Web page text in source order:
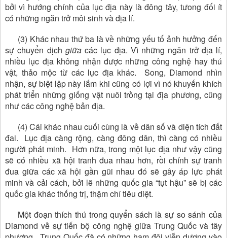
bởi vì hướng chính của lục địa này là đông tây, tưong đối ít
có những ngăn trở môi sinh và địa lí.
(3) Khác nhau thứ ba là về những yếu tố ảnh hưởng đến
sự chuyển dịch giữa các lục địa. Vì những ngăn trở địa lí,
nhiều lục địa không nhận được những công nghệ hay thú
vật, thảo mộc từ các lục địa khác. Song, Diamond nhìn
nhận, sự biệt lập này lắm khi cũng có lợi vì nó khuyến khích
phát triển những giống vật nuôi trồng tại địa phương, cũng
như các công nghệ bản địa.
(4) Cái khác nhau cuối cùng là về dân số và diện tích đất
đai. Lục địa càng rộng, càng đông dân, thì càng có nhiều
người phát minh. Hơn nữa, trong một lục địa như vậy cũng
sẽ có nhiều xã hội tranh đua nhau hơn, rồi chính sự tranh
đua giữa các xã hội gần gũi nhau đó sẽ gây áp lực phát
minh và cải cách, bởi lẽ những quốc gia “tụt hậu” sẽ bị các
quốc gia khác thống trị, thậm chí tiêu diệt.
Một đoạn thích thú trong quyển sách là sự so sánh của
Diamond về sự tiến bộ công nghệ giữa Trung Quốc và tây